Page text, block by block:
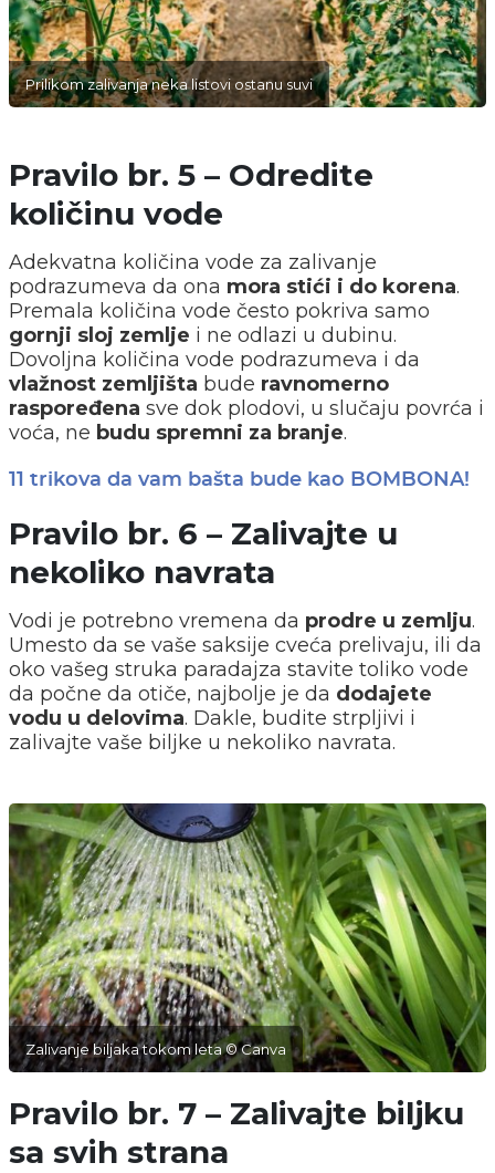
Prilikom zalivanja neka listovi ostanu suvi
Pravilo br. 5 – Odredite
količinu vode
Adekvatna količina vode za zalivanje
podrazumeva da ona mora stići i do korena.
Premala količina vode često pokriva samo
gornji sloj zemlje i ne odlazi u dubinu.
Dovoljna količina vode podrazumeva i da
vlažnost zemljišta bude ravnomerno
raspoređena sve dok plodovi, u slučaju povrća i
voća, ne budu spremni za branje.
11 trikova da vam bašta bude kao BOMBONA!
Pravilo br. 6 – Zalivajte u
nekoliko navrata
Vodi je potrebno vremena da prodre u zemlju.
Umesto da se vaše saksije cveća prelivaju, ili da
oko vašeg struka paradajza stavite toliko vode
da počne da otiče, najbolje je da dodajete
vodu u delovima. Dakle, budite strpljivi i
zalivajte vaše biljke u nekoliko navrata.
Zalivanje biljaka tokom leta © Canva
Pravilo br. 7 – Zalivajte biljku
sa svih strana